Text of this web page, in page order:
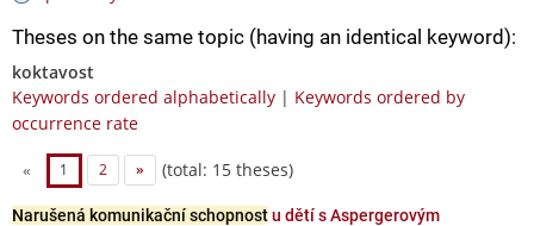
Theses on the same topic (having an identical keyword):
koktavost
Keywords ordered alphabetically | Keywords ordered by
occurrence rate
« 1 2 » (total: 15 theses)
Narušená komunikační schopnostu dětí s Aspergerovým